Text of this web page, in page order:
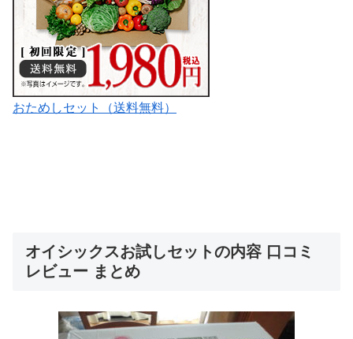
おためしセット（送料無料）
オイシックスお試しセットの内容 口コミ
レビュー まとめ